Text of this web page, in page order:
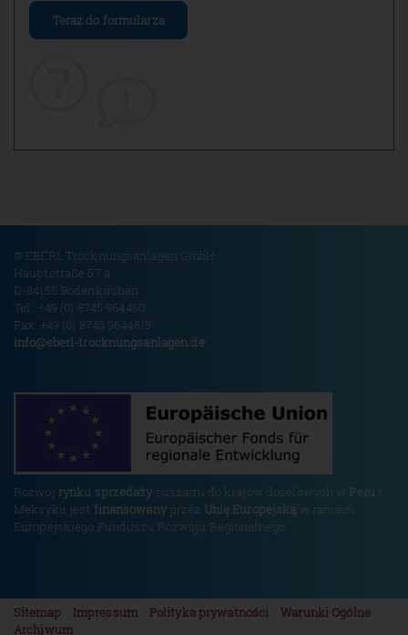
Teraz do formularza
© EBERL Trocknungsanlagen GmbH
Hauptstraße 57 a
D-84155 Bodenkirchen
Tel.: +49 (0) 8745 964460
Fax: +49 (0) 8745 9644615
info@eberl-trocknungsanlagen.de
Rozwój rynku sprzedaży suszarni do krajów docelowych w Perui
Meksyku jest finansowanyprzez Unię Europejską w ramach
Europejskiego Funduszu Rozwoju Regionalnego
Sitemap Impressum Polityka prywatności
Warunki Ogólne
Archiwum